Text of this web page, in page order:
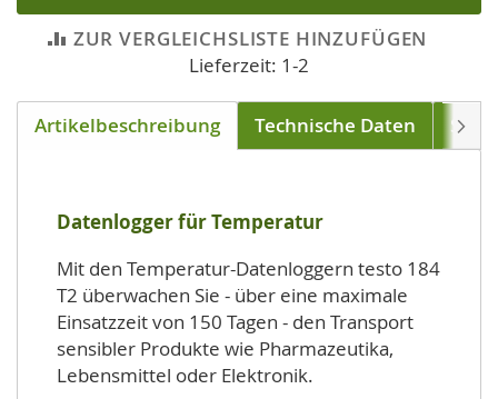
ZUR VERGLEICHSLISTE HINZUFÜGEN
Lieferzeit: 1-2
Artikelbeschreibung Technische Daten
Datenlogger für Temperatur
Mit den Temperatur-Datenloggern testo 184
T2 überwachen Sie - über eine maximale
Einsatzzeit von 150 Tagen - den Transport
sensibler Produkte wie Pharmazeutika,
Lebensmittel oder Elektronik.